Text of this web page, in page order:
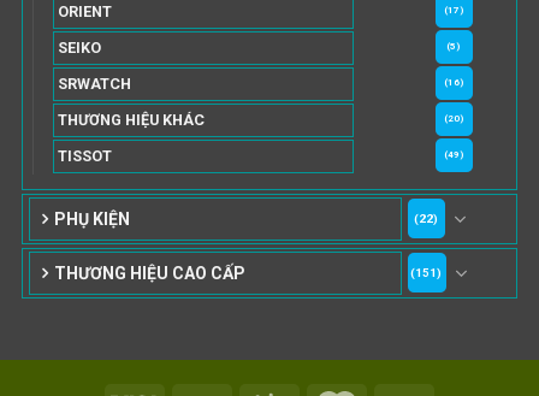
ORIENT (17)
SEIKO (5)
SRWATCH (16)
THƯƠNG HIỆU KHÁC (20)
TISSOT (49)
PHỤ KIỆN (22)
THƯƠNG HIỆU CAO CẤP (151)